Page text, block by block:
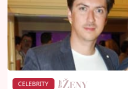
CELEBRITY